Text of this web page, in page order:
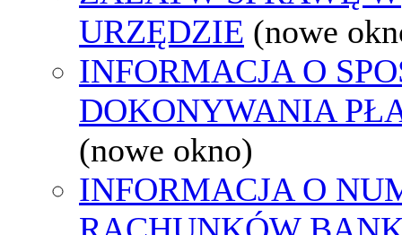
URZĘDZIE (nowe
INFORMACJA O
DOKONYWANIA
(nowe okno)
INFORMACJA O